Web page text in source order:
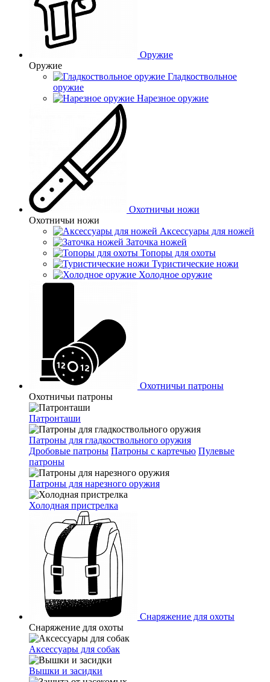
Оружие
Оружие
Гладкоствольное
оружие
Нарезное оружие
Охотничьи ножи
Охотничьи ножи
Аксессуары для ножей
Заточка ножей
Топоры для охоты
Туристические ножи
Холодное оружие
Охотничьи патроны
Охотничьи патроны
Патронташи
Патроны для гладкоствольного оружия
Дробовые патроны Патроны с картечью Пулевые
патроны
Патроны для нарезного оружия
Холодная пристрелка
Снаряжение для охоты
Снаряжение для охоты
Аксессуары для собак
Вышки и засидки